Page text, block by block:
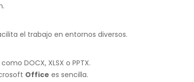
el trabajo en entornos diversos.
DOCX, XLSX o PPTX.
Office es sencilla.